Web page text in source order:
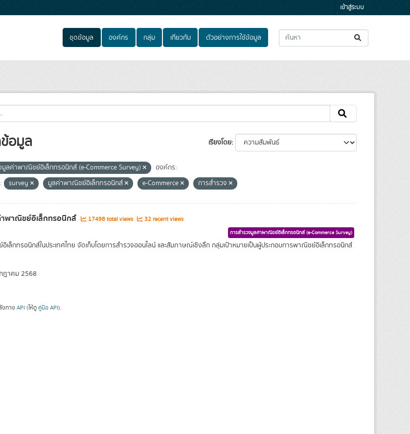
เข้าสู่ระบบ
ชุดข้อมูล องค์กร กลุ่ม เกี่ยวกับ ตัวอย่างการใช้ข้อมูล
เรียงโดย
อมูล
มูลค่าพาณิชย์อิเล็กทรอนิกส์ (e-Commerce Survey)
องค์กร:
survey มูลค่าพาณิชย์อิเล็กทรอนิกส์ e-Commerce การสำรวจ
พาณิชย์อิเล็กทรอนิกส์ 17498 total views 32 recent views
การสำรวจมูลค่าพาณิชย์อิเล็กทรอนิกส์ (e-Commerce Survey)
ล็กทรอนิกส์ในประเทศไทย จัดเก็บโดยการสำรวจออนไลน์ และสัมภาษณ์เชิงลึก กลุ่มเป้าหมายเป็นผู้ประกอบการพาณิชย์อิเล็กทรอนิกส์
าคม 2568
งทาง API (ให้ดู คู่มือ API).